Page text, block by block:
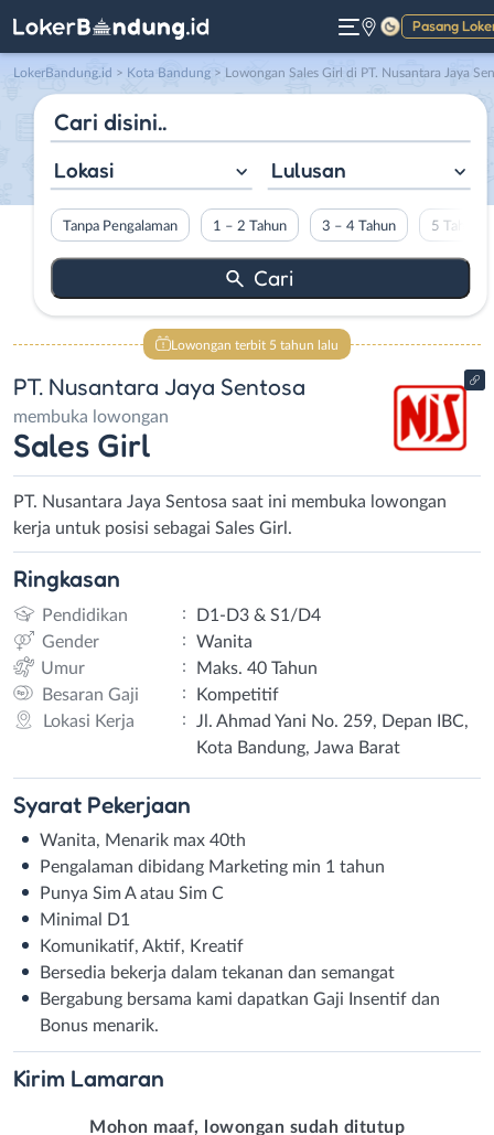
Pasang
Gelap
LokerBandung.id > Kota Bandung > Lowongan Sales Girl di PT. Nusantara Jaya Sentosa
Lokasi Lulusan
Tanpa Pengalaman 1 – 2 Tahun 3 – 4 Tahun 5 Tahun
Lowongan terbit 5 tahun lalu
PT. Nusantara Jaya Sentosa
membuka lowongan
Sales Girl
PT. Nusantara Jaya Sentosa saat ini membuka lowongan
kerja untuk posisi sebagai Sales Girl.
Ringkasan
Pendidikan :
D1-D3 & S1/D4
Gender
:
Wanita
Umur
:
Maks. 40 Tahun
Besaran Gaji
:
Kompetitif
Lokasi Kerja
:
Jl. Ahmad Yani No. 259, Depan IBC,
Kota Bandung, Jawa Barat
Syarat Pekerjaan
Wanita, Menarik max 40th⁣⁣
Pengalaman dibidang Marketing min 1 tahun⁣⁣
Punya Sim A atau Sim C⁣⁣
Minimal D1⁣⁣
Komunikatif, Aktif, Kreatif⁣⁣
Bersedia bekerja dalam tekanan dan semangat⁣⁣
Bergabung bersama kami dapatkan⁣⁣ Gaji Insentif dan
Bonus menarik.⁣⁣
Kirim Lamaran
Mohon maaf, lowongan sudah ditutup